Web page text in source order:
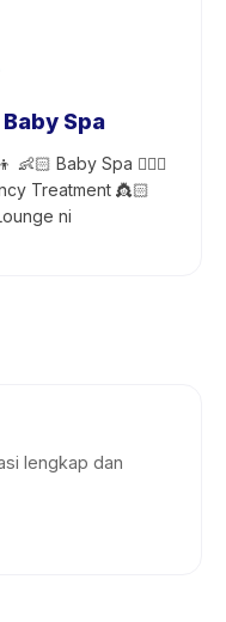
Spa
👶🏻 Baby Spa 💆🏻‍♀️
Treatment 👸🏻
ni
lengkap dan